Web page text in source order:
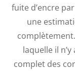
fuite d’encre
une
laquelle il
complet des